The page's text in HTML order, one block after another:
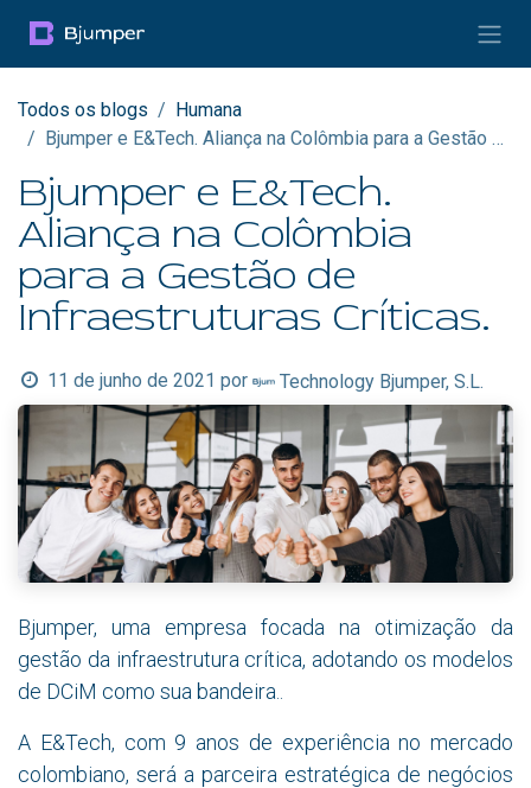
Todos os blogs
Humana
Bjumper e E&Tech. Aliança na Colômbia para a Gestão de Infraestruturas Críticas.
Bjumper e E&Tech.
Aliança na Colômbia
para a Gestão de
Infraestruturas Críticas.
11 de junho de 2021 por Technology Bjumper, S.L.
Bjumper, uma empresa focada na otimização da
gestão da infraestrutura crítica, adotando os modelos
de DCiM como sua bandeira.
A E&Tech, com 9 anos de experiência no mercado
colombiano, será a parceira estratégica de negócios